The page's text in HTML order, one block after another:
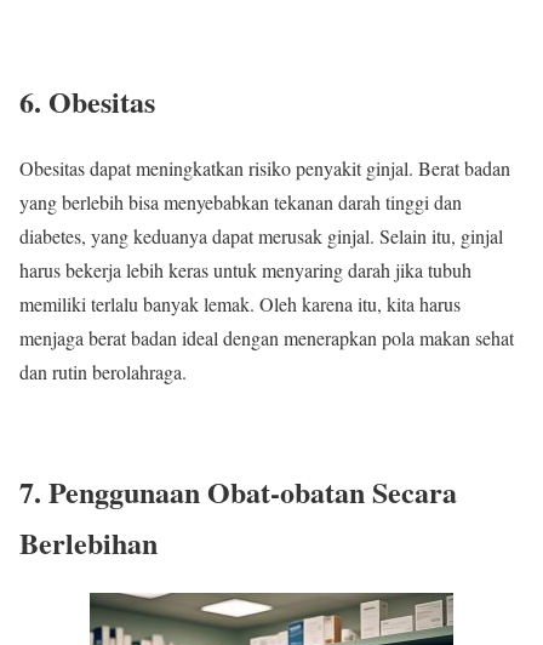
6. Obesitas
Obesitas dapat meningkatkan risiko penyakit ginjal. Berat badan
yang berlebih bisa menyebabkan tekanan darah tinggi dan
diabetes, yang keduanya dapat merusak ginjal. Selain itu, ginjal
harus bekerja lebih keras untuk menyaring darah jika tubuh
memiliki terlalu banyak lemak. Oleh karena itu, kita harus
menjaga berat badan ideal dengan menerapkan pola makan sehat
dan rutin berolahraga.
7. Penggunaan Obat-obatan Secara
Berlebihan